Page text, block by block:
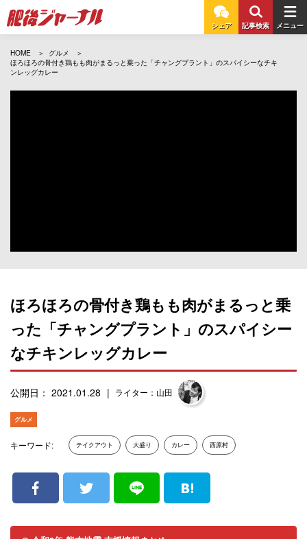
シェア 記事検索 メニュー
HOME
グルメ
ほろほろの骨付き鶏もも肉がまるっと乗った「チャングプラント」のスパイシーなチキ
ンレッグカレー
ほろほろの骨付き鶏もも肉がまるっと乗
った「チャングプラント」のスパイシー
なチキンレッグカレー
公開日： 2021.01.28 ライター：山田
グルメ
キーワード: テイクアウト 大盛り カレー 西原村